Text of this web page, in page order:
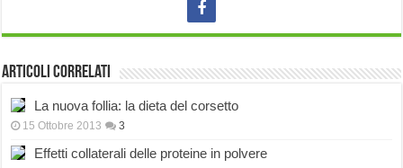
Articoli correlati
La nuova follia: la dieta del corsetto
15 Ottobre 2013 3
Effetti collaterali delle proteine in polvere